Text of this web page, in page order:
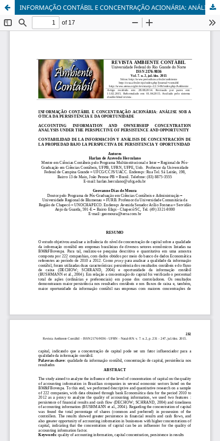
INFORMAÇÃO CONTÁBIL E CONCENTRAÇÃO ACIONÁRIA: ANÁLISE SOB A ÓTICA DA PERSISTÊNCIA E DA OPORTUNIDADE